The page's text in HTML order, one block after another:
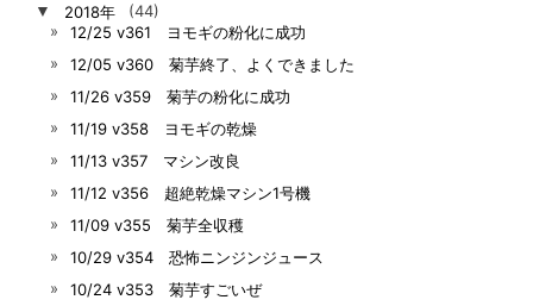
▼
2018年
(44)
12/25 v361 ヨモギの粉化に成功
12/05 v360 菊芋終了、よくできました
11/26 v359 菊芋の粉化に成功
11/19 v358 ヨモギの乾燥
11/13 v357 マシン改良
11/12 v356 超絶乾燥マシン1号機
11/09 v355 菊芋全収穫
10/29 v354 恐怖ニンジンジュース
10/24 v353 菊芋すごいぜ